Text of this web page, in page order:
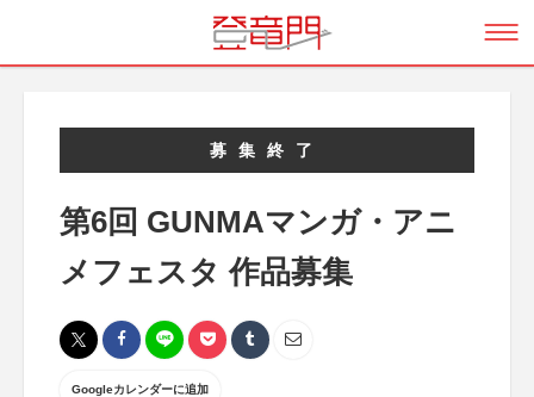
募集終了
第6回 GUNMAマンガ・アニ
メフェスタ 作品募集
Googleカレンダーに追加